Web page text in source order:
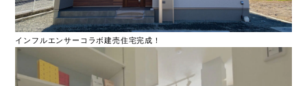
インフルエンサーコラボ建売住宅完成！